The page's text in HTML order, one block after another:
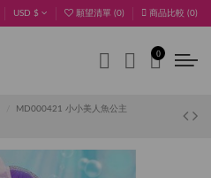
USD $ 願望清單 (0) 商品比較 (0)
0
MD000421 小小美人魚公主